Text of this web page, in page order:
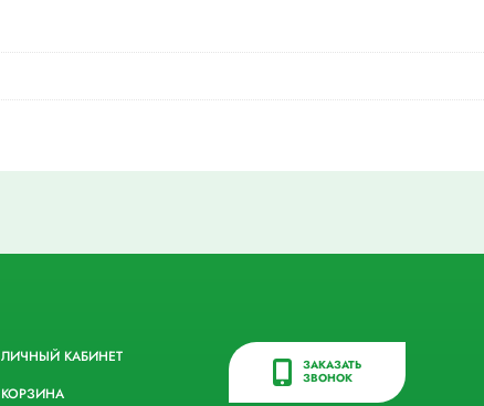
ЛИЧНЫЙ КАБИНЕТ
КОРЗИНА
ЗАКАЗАТЬ
ЗВОНОК